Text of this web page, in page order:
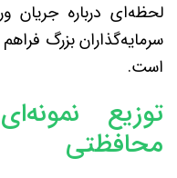
لحظه‌ای درباره جریان
سرمایه‌گذاران بزرگ
است.
توزیع
محافظتی